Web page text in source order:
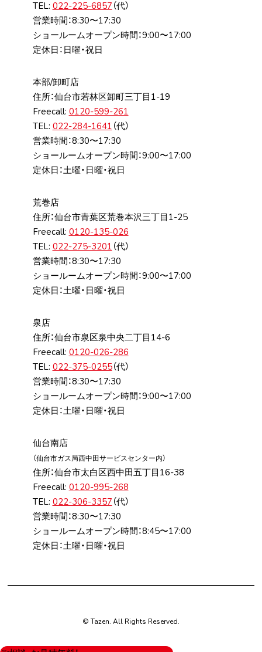
TEL: 022-225-6857 （代）
営業時間：8:30〜17:30
ショールームオープン時間：9:00〜17:00
定休日：日曜・祝日
本部/卸町店
住所：仙台市若林区卸町三丁⽬1-19
Freecall: 0120-599-261
TEL: 022-284-1641 （代）
営業時間：8:30〜17:30
ショールームオープン時間：9:00〜17:00
定休日：土曜・日曜・祝日
荒巻店
住所：仙台市⻘葉区荒巻本沢三丁⽬1-25
Freecall: 0120-135-026
TEL: 022-275-3201 （代）
営業時間：8:30〜17:30
ショールームオープン時間：9:00〜17:00
定休日：土曜・日曜・祝日
泉店
住所：仙台市泉区泉中央⼆丁⽬14-6
Freecall: 0120-026-286
TEL: 022-375-0255（代）
営業時間：8:30〜17:30
ショールームオープン時間：9:00〜17:00
定休日：土曜・日曜・祝日
仙台南店
（仙台市ガス局⻄中⽥サービスセンター内）
住所：仙台市太⽩区⻄中⽥五丁⽬16-38
Freecall: 0120-995-268
TEL: 022-306-3357 （代）
営業時間：8:30〜17:30
ショールームオープン時間：8:45〜17:00
定休日：土曜・日曜・祝日
© Tazen. All Rights Reserved.